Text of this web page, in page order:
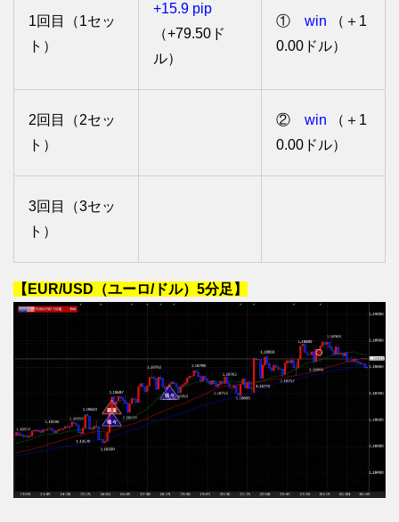
1回目（1セッ
ト）
+15.9 pip
（+79.50ド
ル）
① win （＋1
0.00ドル）
2回目（2セッ
ト）
② win （＋1
0.00ドル）
3回目（3セッ
ト）
【EUR/USD（ユーロ/ドル）5分足】